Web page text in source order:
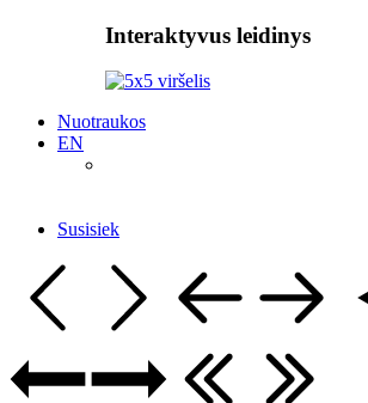
Interaktyvus leidinys
Nuotraukos
EN
Susisiek